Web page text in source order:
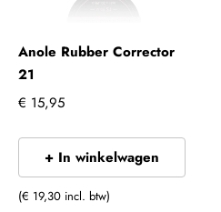
Anole Rubber Corrector
21
€ 15,95
+ In winkelwagen
(€ 19,30 incl. btw)